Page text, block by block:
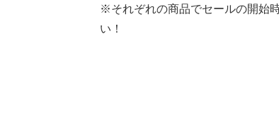
※それぞれの商品でセールの開始
い！